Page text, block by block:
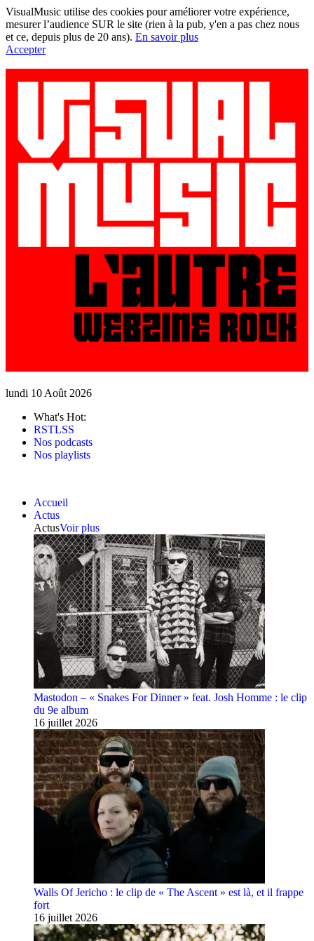
VisualMusic utilise des cookies pour améliorer votre expérience,
mesurer l’audience SUR le site (rien à la pub, y'en a pas chez nous
et ce, depuis plus de 20 ans). En savoir plus
Accepter
lundi 10 Août 2026
What's Hot:
RSTLSS
Nos podcasts
Nos playlists
Accueil
Actus
ActusVoir plus
Mastodon – « Snakes For Dinner » feat. Josh Homme : le clip
du 9e album
16 juillet 2026
Walls Of Jericho : le clip de « The Ascent » est là, et il frappe
fort
16 juillet 2026